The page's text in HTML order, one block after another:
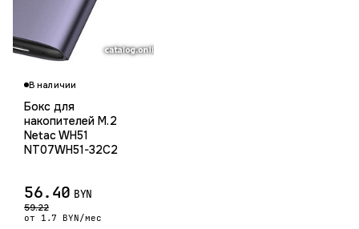
В наличии
Бокс для
накопителей M.2
Netac WH51
NT07WH51-32C2
56.40 BYN
59.22
от 1.7 BYN/мес